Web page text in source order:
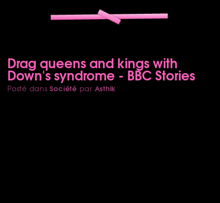
Drag queens and kings with
Down's syndrome - BBC Stories
Posté dansSociété par Asthik